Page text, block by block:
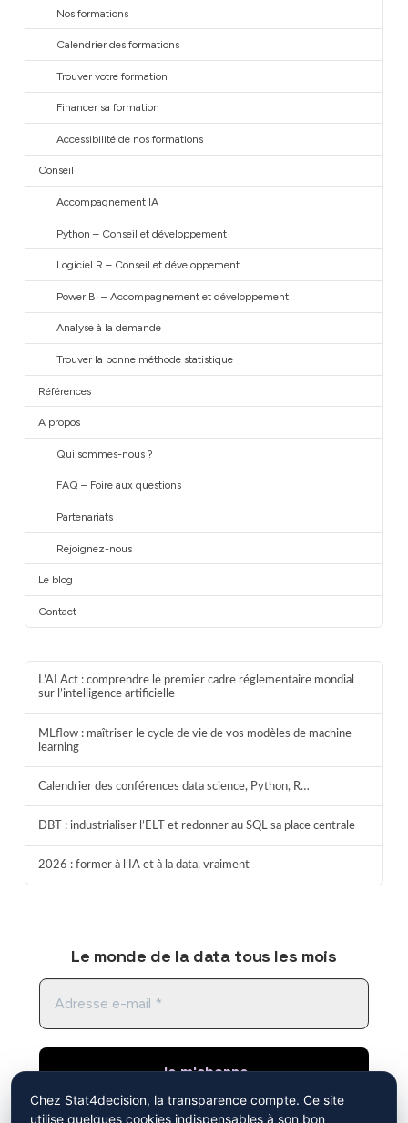
Nos formations
Calendrier des formations
Trouver votre formation
Financer sa formation
Accessibilité de nos formations
Conseil
Accompagnement IA
Python – Conseil et développement
Logiciel R – Conseil et développement
Power BI – Accompagnement et développement
Analyse à la demande
Trouver la bonne méthode statistique
Références
A propos
Qui sommes-nous ?
FAQ – Foire aux questions
Partenariats
Rejoignez-nous
Le blog
Contact
L’AI Act : comprendre le premier cadre réglementaire mondial
sur l’intelligence artificielle
MLflow : maîtriser le cycle de vie de vos modèles de machine
learning
Calendrier des conférences data science, Python, R…
DBT : industrialiser l’ELT et redonner au SQL sa place centrale
2026 : former à l’IA et à la data, vraiment
Le monde de la data tous les mois
Chez Stat4decision, la transparence compte. Ce site
utilise quelques cookies indispensables à son bon